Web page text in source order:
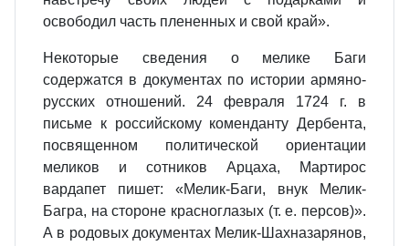
освободил часть плененных и свой край».
Некоторые сведения о мелике Баги
содержатся в документах по истории армяно-
русских отношений. 24 февраля 1724 г. в
письме к российскому коменданту Дербента,
посвященном политической ориентации
меликов и сотников Арцаха, Мартирос
вардапет пишет: «Мелик-Баги, внук Мелик-
Багра, на стороне красноглазых (т. е. персов)».
А в родовых документах Мелик-Шахназарянов,